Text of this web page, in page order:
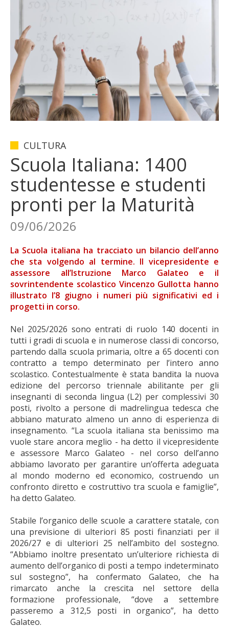
CULTURA
Scuola Italiana: 1400
studentesse e studenti
pronti per la Maturità
09/06/2026
La Scuola italiana ha tracciato un bilancio dell’anno
che sta volgendo al termine. Il vicepresidente e
assessore all’Istruzione Marco Galateo e il
sovrintendente scolastico Vincenzo Gullotta hanno
illustrato l’8 giugno i numeri più significativi ed i
progetti in corso.
Nel 2025/2026 sono entrati di ruolo 140 docenti in
tutti i gradi di scuola e in numerose classi di concorso,
partendo dalla scuola primaria, oltre a 65 docenti con
contratto a tempo determinato per l’intero anno
scolastico. Contestualmente è stata bandita la nuova
edizione del percorso triennale abilitante per gli
insegnanti di seconda lingua (L2) per complessivi 30
posti, rivolto a persone di madrelingua tedesca che
abbiano maturato almeno un anno di esperienza di
insegnamento. “La scuola italiana sta benissimo ma
vuole stare ancora meglio - ha detto il vicepresidente
e assessore Marco Galateo - nel corso dell’anno
abbiamo lavorato per garantire un’offerta adeguata
al mondo moderno ed economico, costruendo un
confronto diretto e costruttivo tra scuola e famiglie”,
ha detto Galateo.
Stabile l’organico delle scuole a carattere statale, con
una previsione di ulteriori 85 posti finanziati per il
2026/27 e di ulteriori 25 nell’ambito del sostegno.
“Abbiamo inoltre presentato un’ulteriore richiesta di
aumento dell’organico di posti a tempo indeterminato
sul sostegno”, ha confermato Galateo, che ha
rimarcato anche la crescita nel settore della
formazione professionale, “dove a settembre
passeremo a 312,5 posti in organico”, ha detto
Galateo.